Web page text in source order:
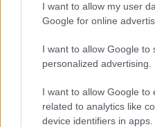
I want to allow my user
Google for online
I want to allow Google to
personalized advertising.
I want to allow Google to
related to analytics like
device identifiers in apps.